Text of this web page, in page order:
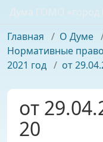
Дума ГОМО «город
Главная / О Думе
Нормативные
2021 год / от
от
20